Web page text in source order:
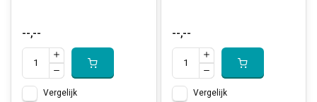
--,--
Vergelijk
--,--
Vergelijk